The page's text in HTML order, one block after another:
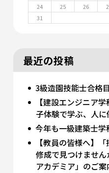
24
25 26
31
最近の投稿
3級造園技能士合格
【建設エンジニア
子体験で学ぶ、人に
今年も一級建築士学
【教員の皆様へ】
修成で見つけませ
アカデミア」のご案